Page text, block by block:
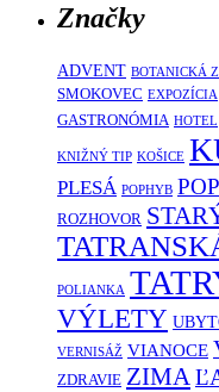
Značky
ADVENT BOTANICKÁ
SMOKOVEC EXPOZÍCIA
GASTRONÓMIA HOTEL
KNIŽNÝ TIP KOŠICE
PLESÁ POPHYB
ROZHOVOR
POLIANKA
VÝLETY
VERNISÁŽ VIANOCE
ZDRAVIE ZIMA